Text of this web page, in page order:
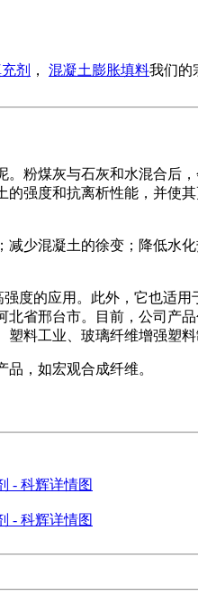
剂 ， 混凝土膨胀填料我们的
粉煤灰与石灰和水混合后
强度和抗离析性能，并使其
少混凝土的徐变；降低水
度的应用。此外，它也适用
省邢台市。目前，公司产
料工业、玻璃纤维增​​强塑料
，如宏观合成纤维。